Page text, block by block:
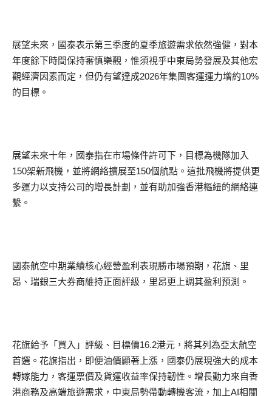
展望未來，國泰表示第三季度的夏季旅遊需求依然強健，對本
年度餘下時間保持審慎樂觀，惟須視乎中東局勢發展及其他宏
觀經濟因素而定，但仍有望達成2026年集團客運運力增約10%
的目標。
展望未來十年，國泰指在市場條件許可下，目標為機隊加入
150架新飛機，並將網絡擴展至150個航點。這批飛機將提供更
多運力以支持公司的增長計劃，並有助加強香港樞紐的網絡連
繫。
國泰航空中期業績核心經營盈利表現勝市場預期，花旗、里
昂、瑞銀三大券商維持正面評級，里昂更上調其盈利預測。
花旗給予「買入」評級、目標價16.2港元，將其列為亞太航空
首選。花旗指出，即便油價顯著上漲，國泰仍展現強大的成本
轉嫁能力，客運票價及貨運收益率保持韌性。增長動力來自香
港商務及高端旅遊需求，中東局勢帶動轉機客流，加上AI相關